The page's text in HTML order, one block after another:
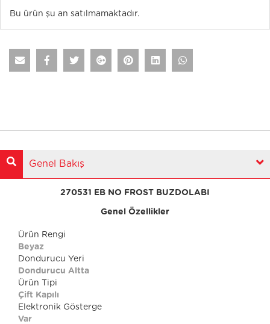
Bu ürün şu an satılmamaktadır.
Genel Bakış
270531 EB NO FROST BUZDOLABI
Genel Özellikler
Ürün Rengi
Beyaz
Dondurucu Yeri
Dondurucu Altta
Ürün Tipi
Çift Kapılı
Elektronik Gösterge
Var